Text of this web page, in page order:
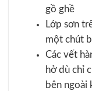
gồ ghề
Lớp sơn
một chút
Các vết
hở dù chỉ
bên ngoài